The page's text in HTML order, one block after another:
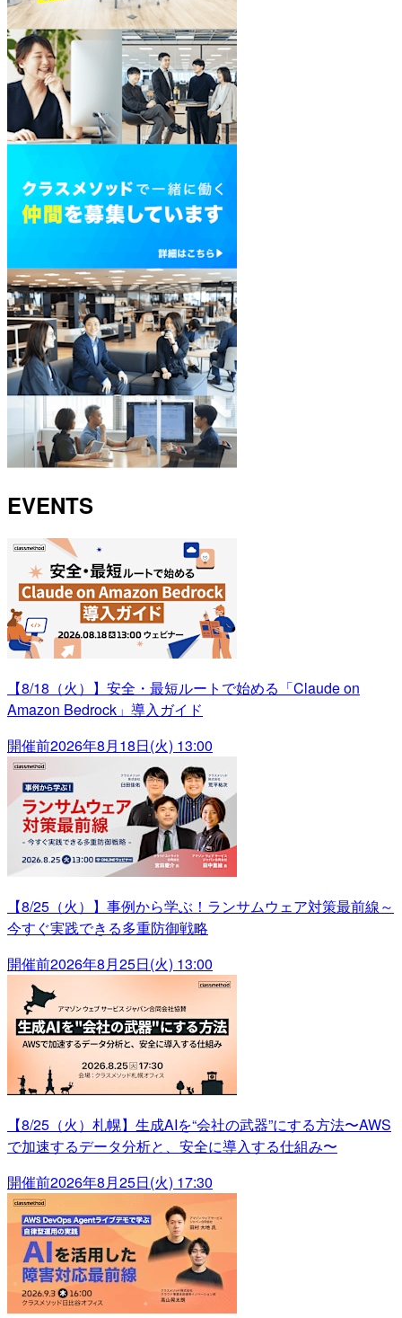
EVENTS
【8/18（火）】安全・最短ルートで始める「Claude on
Amazon Bedrock」導入ガイド
開催前2026年8月18日(火) 13:00
【8/25（火）】事例から学ぶ！ランサムウェア対策最前線～
今すぐ実践できる多重防御戦略
開催前2026年8月25日(火) 13:00
【8/25（火）札幌】生成AIを“会社の武器”にする方法〜AWS
で加速するデータ分析と、安全に導入する仕組み〜
開催前2026年8月25日(火) 17:30